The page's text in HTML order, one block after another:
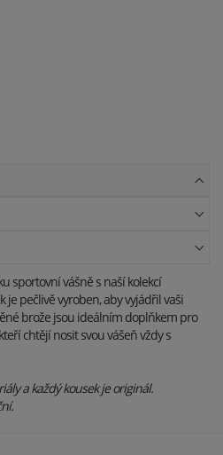
sportovní vášně s naší kolekcí
je pečlivě vyroben, aby vyjádřil vaši
brože jsou ideálním doplňkem pro
chtějí nosit svou vášeň vždy s
a každý kousek je originál.